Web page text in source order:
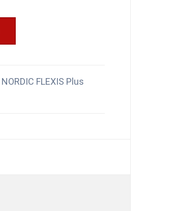
NORDIC FLEXIS Plus